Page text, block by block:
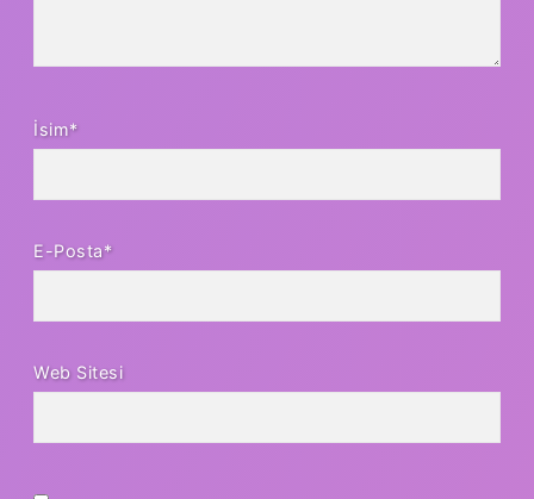
İsim*
E-Posta*
Web Sitesi